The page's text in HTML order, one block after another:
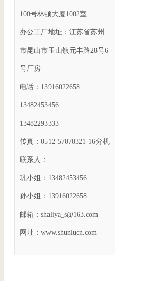
100号林顿大厦1002室
办公工厂地址：江苏省苏州
市昆山市玉山镇元丰路28号6
号厂房
电话：13916022658
13482453456
13482293333
传真：0512-57070321-16分机
联系人：
巩小姐：13482453456
孙小姐：13916022658
邮箱：shaliya_s@163.com
网址：www.shunlucn.com